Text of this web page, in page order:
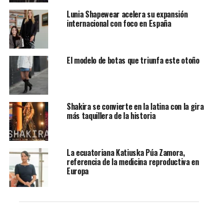
un poderoso mensaje acompañado de su más reciente
logro: la portada de la revista Latin Magazine en su
edición de junio.
Le puede interesar:
embarazo – Yo Soy Latino
“Gracias Latin Magazine por este honor. Ser una mujer
latina es sinónimo de fuerza, belleza, y pasión… ¡Y
seguimos rompiendo barreras!”, escribió la boricua,
dejando claro que continúa firme y activa en su camino,
más allá de cualquier controversia.
Lunia Shapewear acelera su expansión
internacional con foco en España
El modelo de botas que triunfa este otoño
Shakira se convierte en la latina con la gira
más taquillera de la historia
La ecuatoriana Katiuska Púa Zamora,
referencia de la medicina reproductiva en
Europa